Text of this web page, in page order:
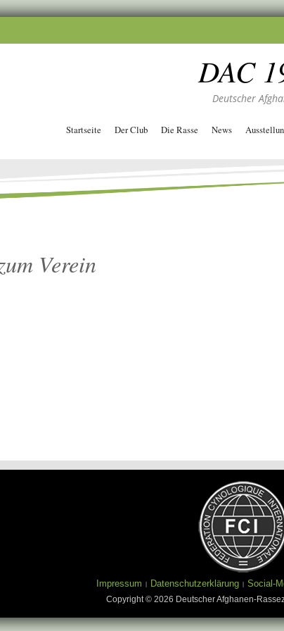
DAC
Deutscher
Startseite Der Club Die Rasse News
Verein
Impressum Datenschutzerklärung Social-
Copyright © 2026 Deutscher Afghanen-